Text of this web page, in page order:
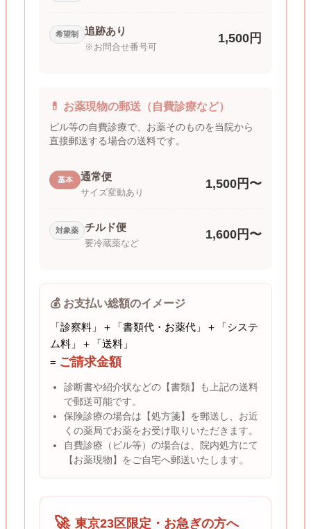
希望制 追跡あり
※お問合せ番号可
1,500円
💊 お薬現物の郵送（自費診療など）
ピル等の自費診療で、お薬そのものを当院から
直接郵送する場合の送料です。
基本 通常便
サイズ変動あり
1,500円〜
対象薬 チルド便
要冷蔵薬など
1,600円〜
💰 お支払い総額のイメージ
「診察料」＋「書類代・お薬代」＋「システ
ム料」＋「送料」
= ご請求金額
診断書や紹介状などの【書類】も上記の送料
で郵送可能です。
保険診療の場合は【処方箋】を郵送し、お近
くの薬局でお薬をお受け取りいただきます。
自費診療（ピル等）の場合は、院内処方にて
【お薬現物】をご自宅へ郵送いたします。
🚀 東京23区限定・お急ぎの方へ